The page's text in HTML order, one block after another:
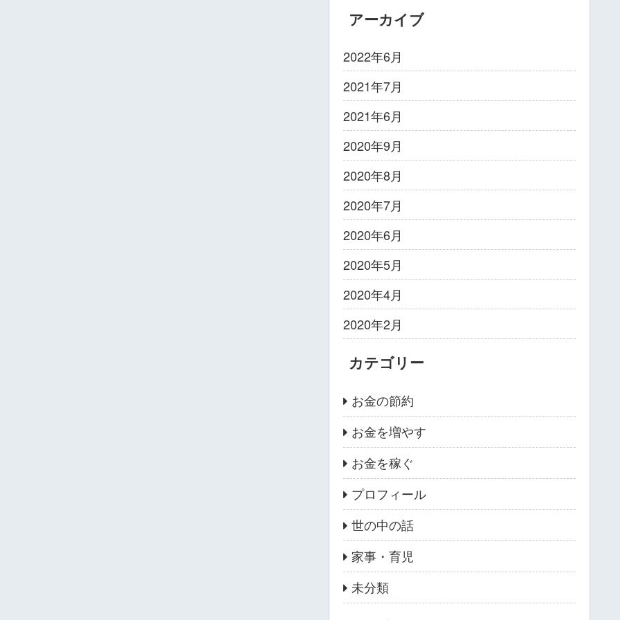
アーカイブ
2022年6月
2021年7月
2021年6月
2020年9月
2020年8月
2020年7月
2020年6月
2020年5月
2020年4月
2020年2月
カテゴリー
お金の節約
お金を増やす
お金を稼ぐ
プロフィール
世の中の話
家事・育児
未分類